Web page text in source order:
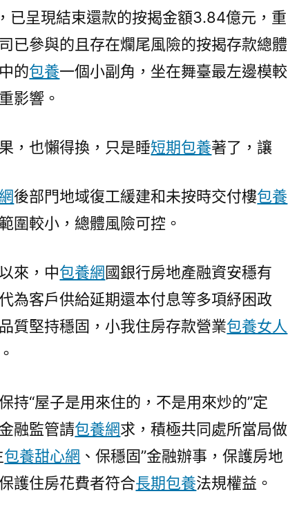
已呈現結束還款的按揭金額3.84億元，重
已參與的且存在爛尾風險的按揭存款總體
的包養一個小副角，坐在舞臺最左邊模較
影響。
，也懶得換，只是睡短期包養著了，讓
後部門地域復工緩建和未按時交付樓包養
圍較小，總體風險可控。
來，中包養網國銀行房地產融資安穩有
為客戶供給延期還本付息等多項紓困政
質堅持穩固，小我住房存款營業包養女人
持“屋子是用來住的，不是用來炒的”定
融監管請包養網求，積極共同處所當局做
包養甜心網 、保穩固”金融辦事，保護房地
護住房花費者符合長期包養法規權益。